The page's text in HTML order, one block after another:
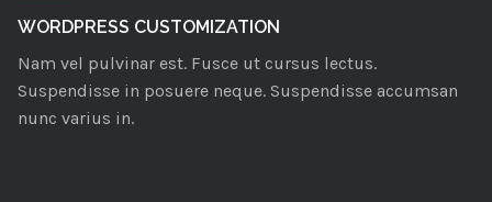
WORDPRESS CUSTOMIZATION
Nam vel pulvinar est. Fusce ut cursus lectus.
Suspendisse in posuere neque. Suspendisse accumsan
nunc varius in.